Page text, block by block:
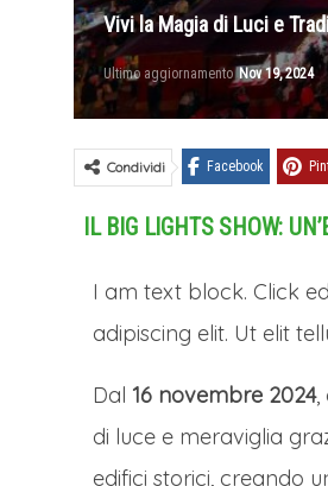
Vivi la Magia di Luci e
Ultimo aggiornamentoNov 19, 2024
Condividi Facebook
IL BIG LIGHTS SHOW:
I am text block. Click
adipiscing elit. Ut elit
Dal 16 novembre 2024,
di luce e meraviglia
edifici storici, creando